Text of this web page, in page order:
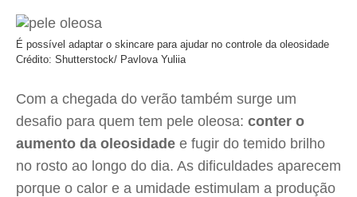
É possível adaptar o skincare para ajudar no controle da oleosidade
Crédito: Shutterstock/ Pavlova Yuliia
Com a chegada do verão também surge um
desafio para quem tem pele oleosa: conter o
aumento da oleosidade e fugir do temido brilho
no rosto ao longo do dia. As dificuldades aparecem
porque o calor e a umidade estimulam a produção